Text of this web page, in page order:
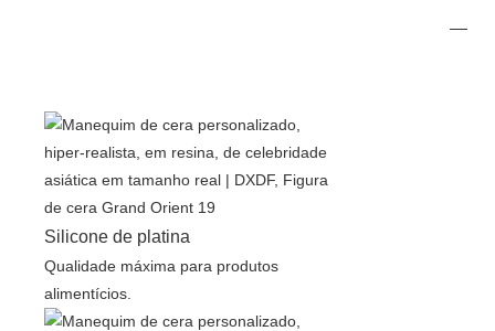
Silicone de platina
Qualidade máxima para produtos
alimentícios.